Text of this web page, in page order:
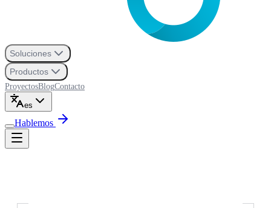
Soluciones
Productos
ProyectosBlogContacto
es
HablemosN